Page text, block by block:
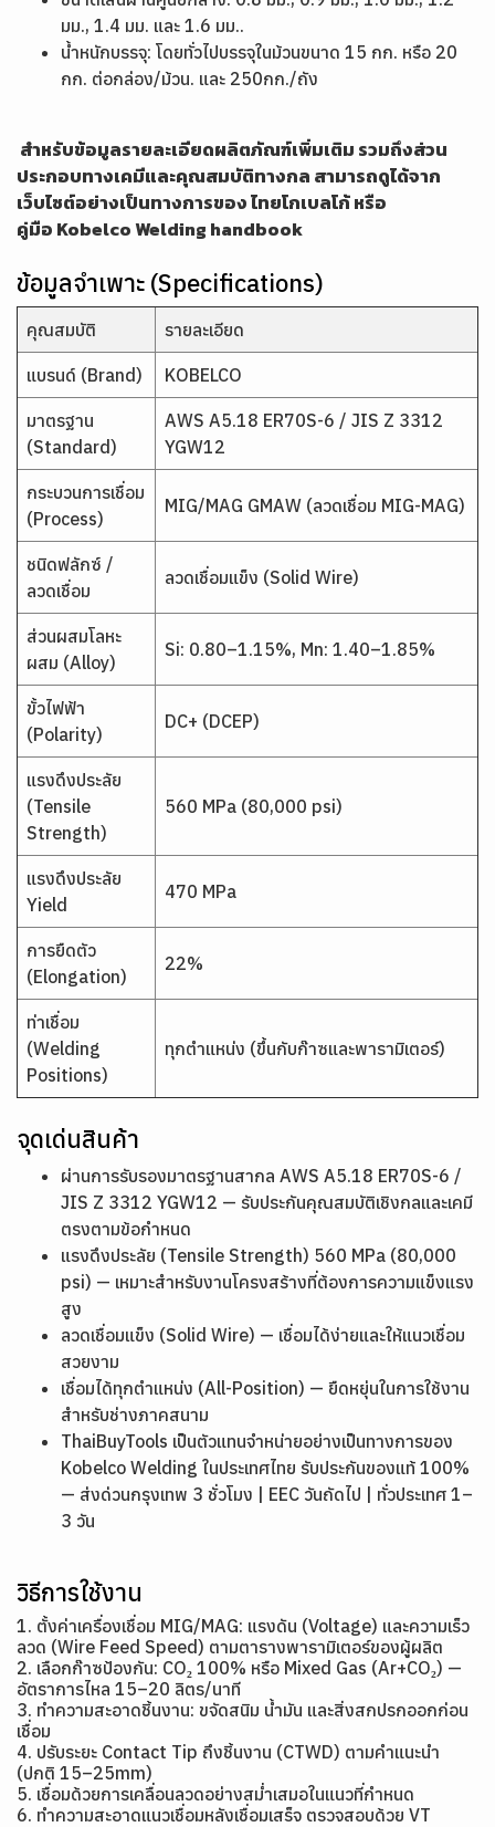
มม., 1.4 มม. และ 1.6 มม..
น้ำหนักบรรจุ: โดยทั่วไปบรรจุในม้วนขนาด 15 กก. หรือ 20
กก. ต่อกล่อง/ม้วน. และ 250กก./ถัง
สำหรับข้อมูลรายละเอียดผลิตภัณฑ์เพิ่มเติม รวมถึงส่วน
ประกอบทางเคมีและคุณสมบัติทางกล สามารถดูได้จาก
เว็บไซต์อย่างเป็นทางการของ ไทยโกเบลโก้ หรือ
คู่มือ Kobelco Welding handbook
ข้อมูลจำเพาะ (Specifications)
คุณสมบัติ รายละเอียด
แบรนด์ (Brand) KOBELCO
มาตรฐาน
(Standard)
AWS A5.18 ER70S-6 / JIS Z 3312
YGW12
กระบวนการเชื่อม
(Process)
MIG/MAG GMAW (ลวดเชื่อม MIG-MAG)
ชนิดฟลักซ์ /
ลวดเชื่อม
ลวดเชื่อมแข็ง (Solid Wire)
ส่วนผสมโลหะ
ผสม (Alloy)
Si: 0.80–1.15%, Mn: 1.40–1.85%
ขั้วไฟฟ้า
(Polarity)
DC+ (DCEP)
แรงดึงประลัย
(Tensile
Strength)
560 MPa (80,000 psi)
แรงดึงประลัย
Yield
470 MPa
การยืดตัว
(Elongation)
22%
ท่าเชื่อม
(Welding
Positions)
ทุกตำแหน่ง (ขึ้นกับก๊าซและพารามิเตอร์)
จุดเด่นสินค้า
ผ่านการรับรองมาตรฐานสากล AWS A5.18 ER70S-6 /
JIS Z 3312 YGW12 — รับประกันคุณสมบัติเชิงกลและเคมี
ตรงตามข้อกำหนด
แรงดึงประลัย (Tensile Strength) 560 MPa (80,000
psi) — เหมาะสำหรับงานโครงสร้างที่ต้องการความแข็งแรง
สูง
ลวดเชื่อมแข็ง (Solid Wire) — เชื่อมได้ง่ายและให้แนวเชื่อม
สวยงาม
เชื่อมได้ทุกตำแหน่ง (All-Position) — ยืดหยุ่นในการใช้งาน
สำหรับช่างภาคสนาม
ThaiBuyTools เป็นตัวแทนจำหน่ายอย่างเป็นทางการของ
Kobelco Welding ในประเทศไทย รับประกันของแท้ 100%
— ส่งด่วนกรุงเทพ 3 ชั่วโมง | EEC วันถัดไป | ทั่วประเทศ 1–
3 วัน
วิธีการใช้งาน
1. ตั้งค่าเครื่องเชื่อม MIG/MAG: แรงดัน (Voltage) และความเร็ว
ลวด (Wire Feed Speed) ตามตารางพารามิเตอร์ของผู้ผลิต
2. เลือกก๊าซป้องกัน: CO₂ 100% หรือ Mixed Gas (Ar+CO₂) —
อัตราการไหล 15–20 ลิตร/นาที
3. ทำความสะอาดชิ้นงาน: ขจัดสนิม น้ำมัน และสิ่งสกปรกออกก่อน
เชื่อม
4. ปรับระยะ Contact Tip ถึงชิ้นงาน (CTWD) ตามคำแนะนำ
(ปกติ 15–25mm)
5. เชื่อมด้วยการเคลื่อนลวดอย่างสม่ำเสมอในแนวที่กำหนด
6. ทำความสะอาดแนวเชื่อมหลังเชื่อมเสร็จ ตรวจสอบด้วย VT